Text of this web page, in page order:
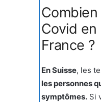
Covid en
France ?
En Suisse, les
les personnes
symptômes. Si